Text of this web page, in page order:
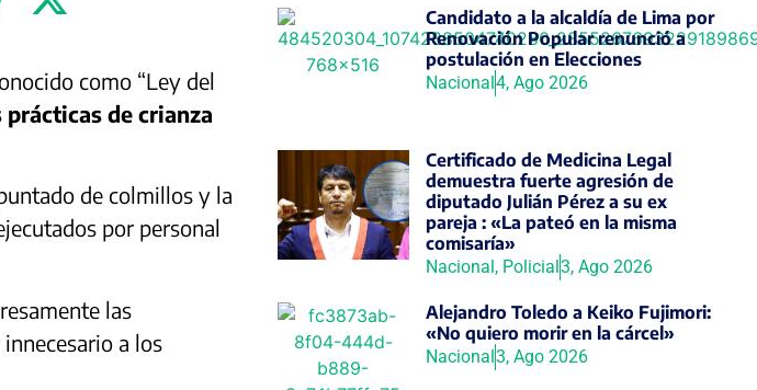
Candidato a la alcaldía de Lima por
Renovación Popular renunció a
postulación en Elecciones
Nacional4, Ago 2026
Certificado de Medicina Legal
demuestra fuerte agresión de
diputado Julián Pérez a su ex
pareja : «La pateó en la misma
comisaría»
Nacional, Policial3, Ago 2026
Alejandro Toledo a Keiko Fujimori:
«No quiero morir en la cárcel»
Nacional3, Ago 2026
como “Ley del
de crianza
de colmillos y la
por personal
las
a los